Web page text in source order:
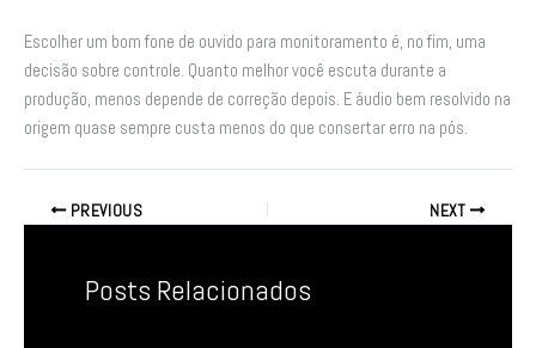
Escolher um bom fone de ouvido para monitoramento é, no fim, uma
decisão sobre controle. Quanto melhor você escuta durante a
produção, menos depende de correção depois. E áudio bem resolvido na
origem quase sempre custa menos do que consertar erro na pós.
PREVIOUS NEXT
Posts Relacionados